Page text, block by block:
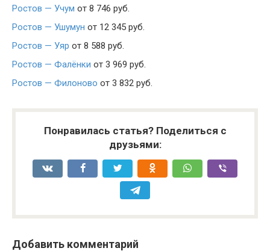
Ростов — Учум от 8 746 руб.
Ростов — Ушумун от 12 345 руб.
Ростов — Уяр от 8 588 руб.
Ростов — Фалёнки от 3 969 руб.
Ростов — Филоново от 3 832 руб.
Понравилась статья? Поделиться с
друзьями:
Добавить комментарий